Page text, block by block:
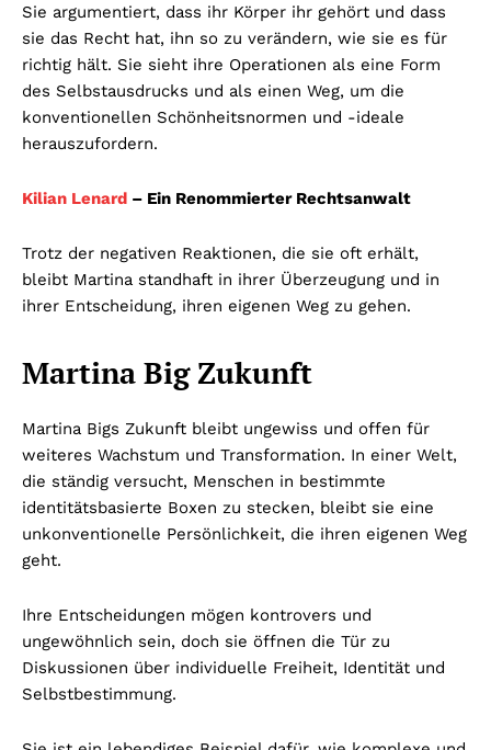
Sie argumentiert, dass ihr Körper ihr gehört und dass
sie das Recht hat, ihn so zu verändern, wie sie es für
richtig hält. Sie sieht ihre Operationen als eine Form
des Selbstausdrucks und als einen Weg, um die
konventionellen Schönheitsnormen und -ideale
herauszufordern.
Kilian Lenard – Ein Renommierter Rechtsanwalt
Trotz der negativen Reaktionen, die sie oft erhält,
bleibt Martina standhaft in ihrer Überzeugung und in
ihrer Entscheidung, ihren eigenen Weg zu gehen.
Martina Big Zukunft
Martina Bigs Zukunft bleibt ungewiss und offen für
weiteres Wachstum und Transformation. In einer Welt,
die ständig versucht, Menschen in bestimmte
identitätsbasierte Boxen zu stecken, bleibt sie eine
unkonventionelle Persönlichkeit, die ihren eigenen Weg
geht.
Ihre Entscheidungen mögen kontrovers und
ungewöhnlich sein, doch sie öffnen die Tür zu
Diskussionen über individuelle Freiheit, Identität und
Selbstbestimmung.